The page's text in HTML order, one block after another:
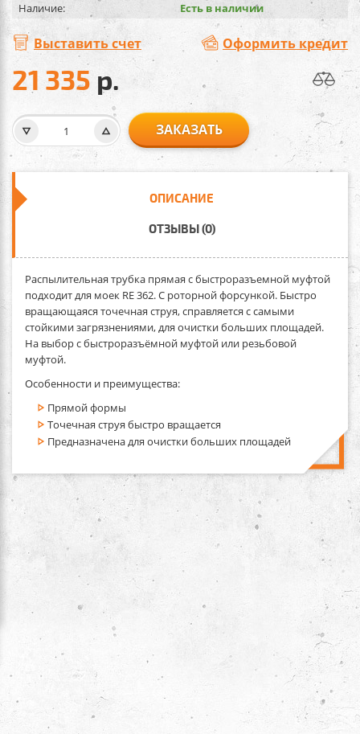
Наличие:
Есть в наличии
Выставить счет Оформить кредит
21 335 р.
ЗАКАЗАТЬ
ОПИСАНИЕ
ОТЗЫВЫ (0)
Распылительная трубка прямая с быстроразъемной муфтой
подходит для моек RE 362. С роторной форсункой. Быстро
вращающаяся точечная струя, справляется с самыми
стойкими загрязнениями, для очистки больших площадей.
На выбор с быстроразъёмной муфтой или резьбовой
муфтой.
Особенности и преимущества:
Прямой формы
Точечная струя быстро вращается
Предназначена для очистки больших площадей